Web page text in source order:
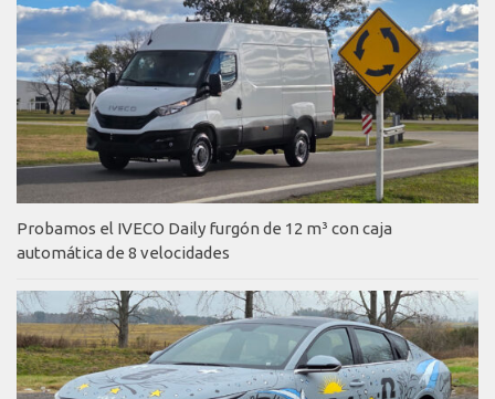
Probamos el IVECO Daily furgón de 12 m³ con caja
automática de 8 velocidades